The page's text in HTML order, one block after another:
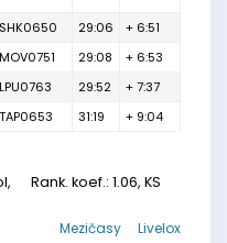
SHK0650 29:06
+ 6:51
MOV0751 29:08
+ 6:53
LPU0763 29:52
+ 7:37
TAP0653 31:19 + 9:04
Rank. koef.: 1.06, KS
Livelox
Mezičasy